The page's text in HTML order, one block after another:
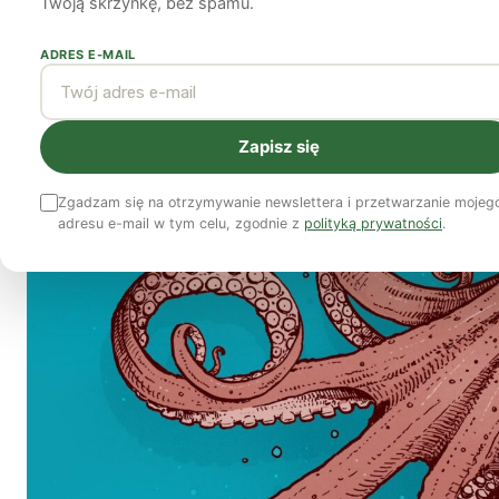
katastrofę
8 października 2021 3 min czytania
ADRES E-MAIL
Zapisz się
Zgadzam się na otrzymywanie newslettera i przetwarzanie
adresu e-mail w tym celu, zgodnie z polityką prywatności.